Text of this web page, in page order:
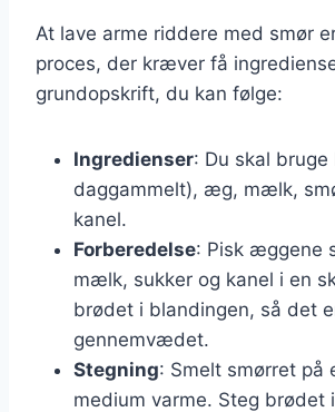
At lave arme riddere med smør
proces, der kræver få
grundopskrift, du kan følge:
Ingredienser: Du skal
daggammelt), æg, mælk,
kanel.
Forberedelse: Pisk æggene
mælk, sukker og kanel i en
brødet i blandingen, så det
gennemvædet.
Stegning: Smelt smørret på
medium varme. Steg brødet